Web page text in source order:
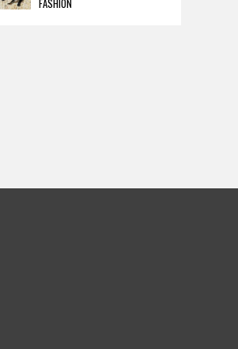
売。
FASHION